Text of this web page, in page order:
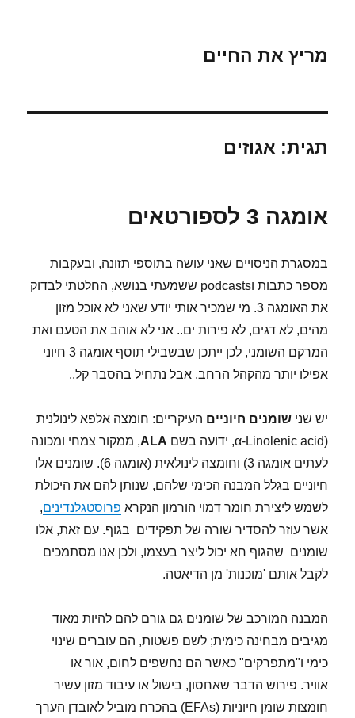
מריץ את החיים
תגית: אגוזים
אומגה 3 לספורטאים
במסגרת הניסויים שאני עושה בתוספי תזונה, ובעקבות
מספר כתבות וpodcasts ששמעתי בנושא, החלטתי לבדוק
את האומגה 3. מי שמכיר אותי יודע שאני לא אוכל מזון
מהים, לא דגים, לא פירות ים.. אני לא אוהב את הטעם ואת
המרקם השומני, לכן ייתכן שבשבילי תוסף אומגה 3 חיוני
אפילו יותר מהקהל הרחב. אבל נתחיל בהסבר קל..
יש שנישומנים חיוניים העיקריים: חומצה אלפא לינולנית
(α-Linolenic acid, ידועה בשם
ALA, ממקור צמחי ומכונה
לעתים אומגה 3) וחומצה לינולאית (אומגה 6). שומנים אלו
חיוניים בגלל המבנה הכימי שלהם, שנותן להם את היכולת
לשמש ליצירת חומר דמוי הורמון הנקרא פרוסטגלנדינים,
אשר עוזר להסדיר שורה של תפקידים בגוף. עם זאת, אלו
שומנים שהגוף חא יכול ליצר בעצמו, ולכן אנו מסתמכים
לקבל אותם 'מוכנות' מן הדיאטה.
המבנה המורכב של שומנים גם גורם להם להיות מאוד
מגיבים מבחינה כימית; לשם פשטות, הם עוברים שינוי
כימי ו"מתפרקים" כאשר הם נחשפים לחום, אור או
אוויר. פירוש הדבר שאחסון, בישול או עיבוד מזון עשיר
חומצות שומן חיוניות (EFAs) בהכרח מוביל לאובדן הערך